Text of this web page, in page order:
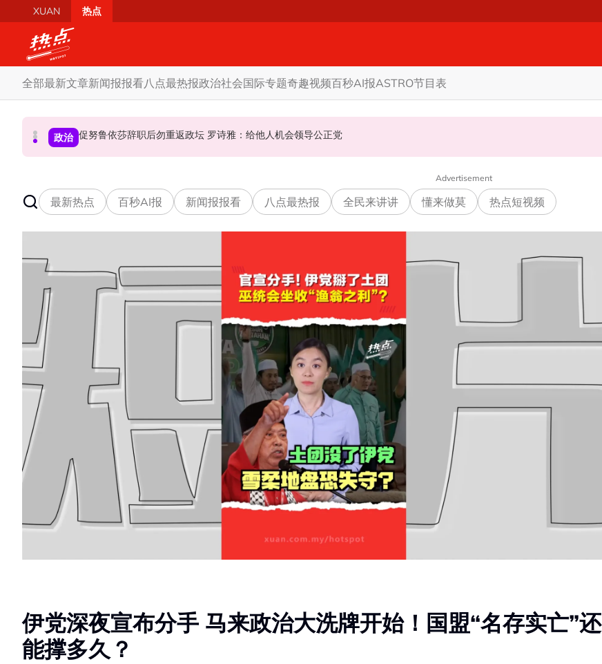
Skip to main content
XUAN 热点
全部最新文章新闻报报看八点最热报政治社会国际专题奇趣视频百秒AI报ASTRO节目表
政治 炮轰哈迪不了解章程 阿兹敏：国盟无“自动退盟”规定
政治 促努鲁依莎辞职后勿重返政坛 罗诗雅：给他人机会领导公正党
国际 泰校园枪击案酿8师生亡 枪手疑遭长期遭霸凌成导火索
Advertisement
最新热点 百秒AI报 新闻报报看 八点最热报 全民来讲讲 懂来做莫 热点短视频
伊党深夜宣布分手 马来政治大洗牌开始！国盟“名存实亡”还
能撑多久？